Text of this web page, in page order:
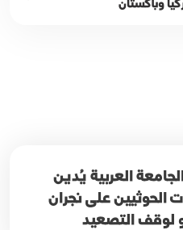
العربية يُدين
الحوثيين على نجران
لوقف التصعيد